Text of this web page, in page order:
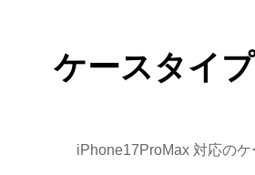
ケースタイ
iPhone17ProMax 対応の